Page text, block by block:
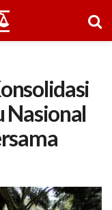
Nasional